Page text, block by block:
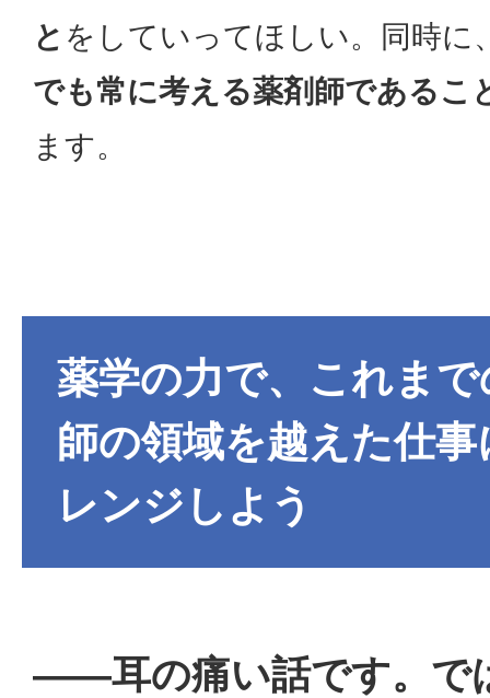
と をしていってほしい。同時に
でも常に考える薬剤師であるこ
ます。
薬学の力で、これまで
師の領域を越えた仕
レンジしよう
――耳の痛い話です。で